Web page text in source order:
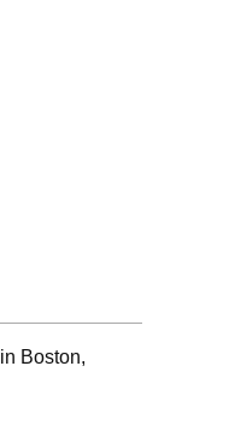
Boston,